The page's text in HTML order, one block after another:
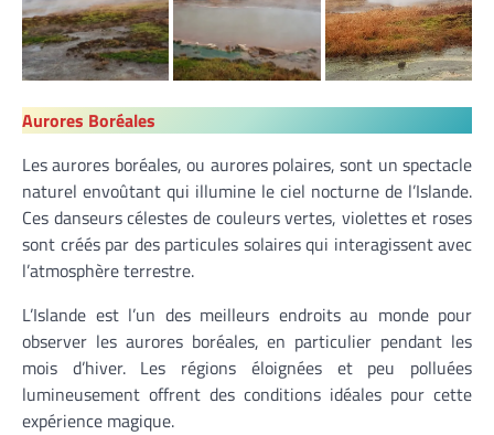
Aurores Boréales
Les aurores boréales, ou aurores polaires, sont un spectacle
naturel envoûtant qui illumine le ciel nocturne de l’Islande.
Ces danseurs célestes de couleurs vertes, violettes et roses
sont créés par des particules solaires qui interagissent avec
l’atmosphère terrestre.
L’Islande est l’un des meilleurs endroits au monde pour
observer les aurores boréales, en particulier pendant les
mois d’hiver. Les régions éloignées et peu polluées
lumineusement offrent des conditions idéales pour cette
expérience magique.